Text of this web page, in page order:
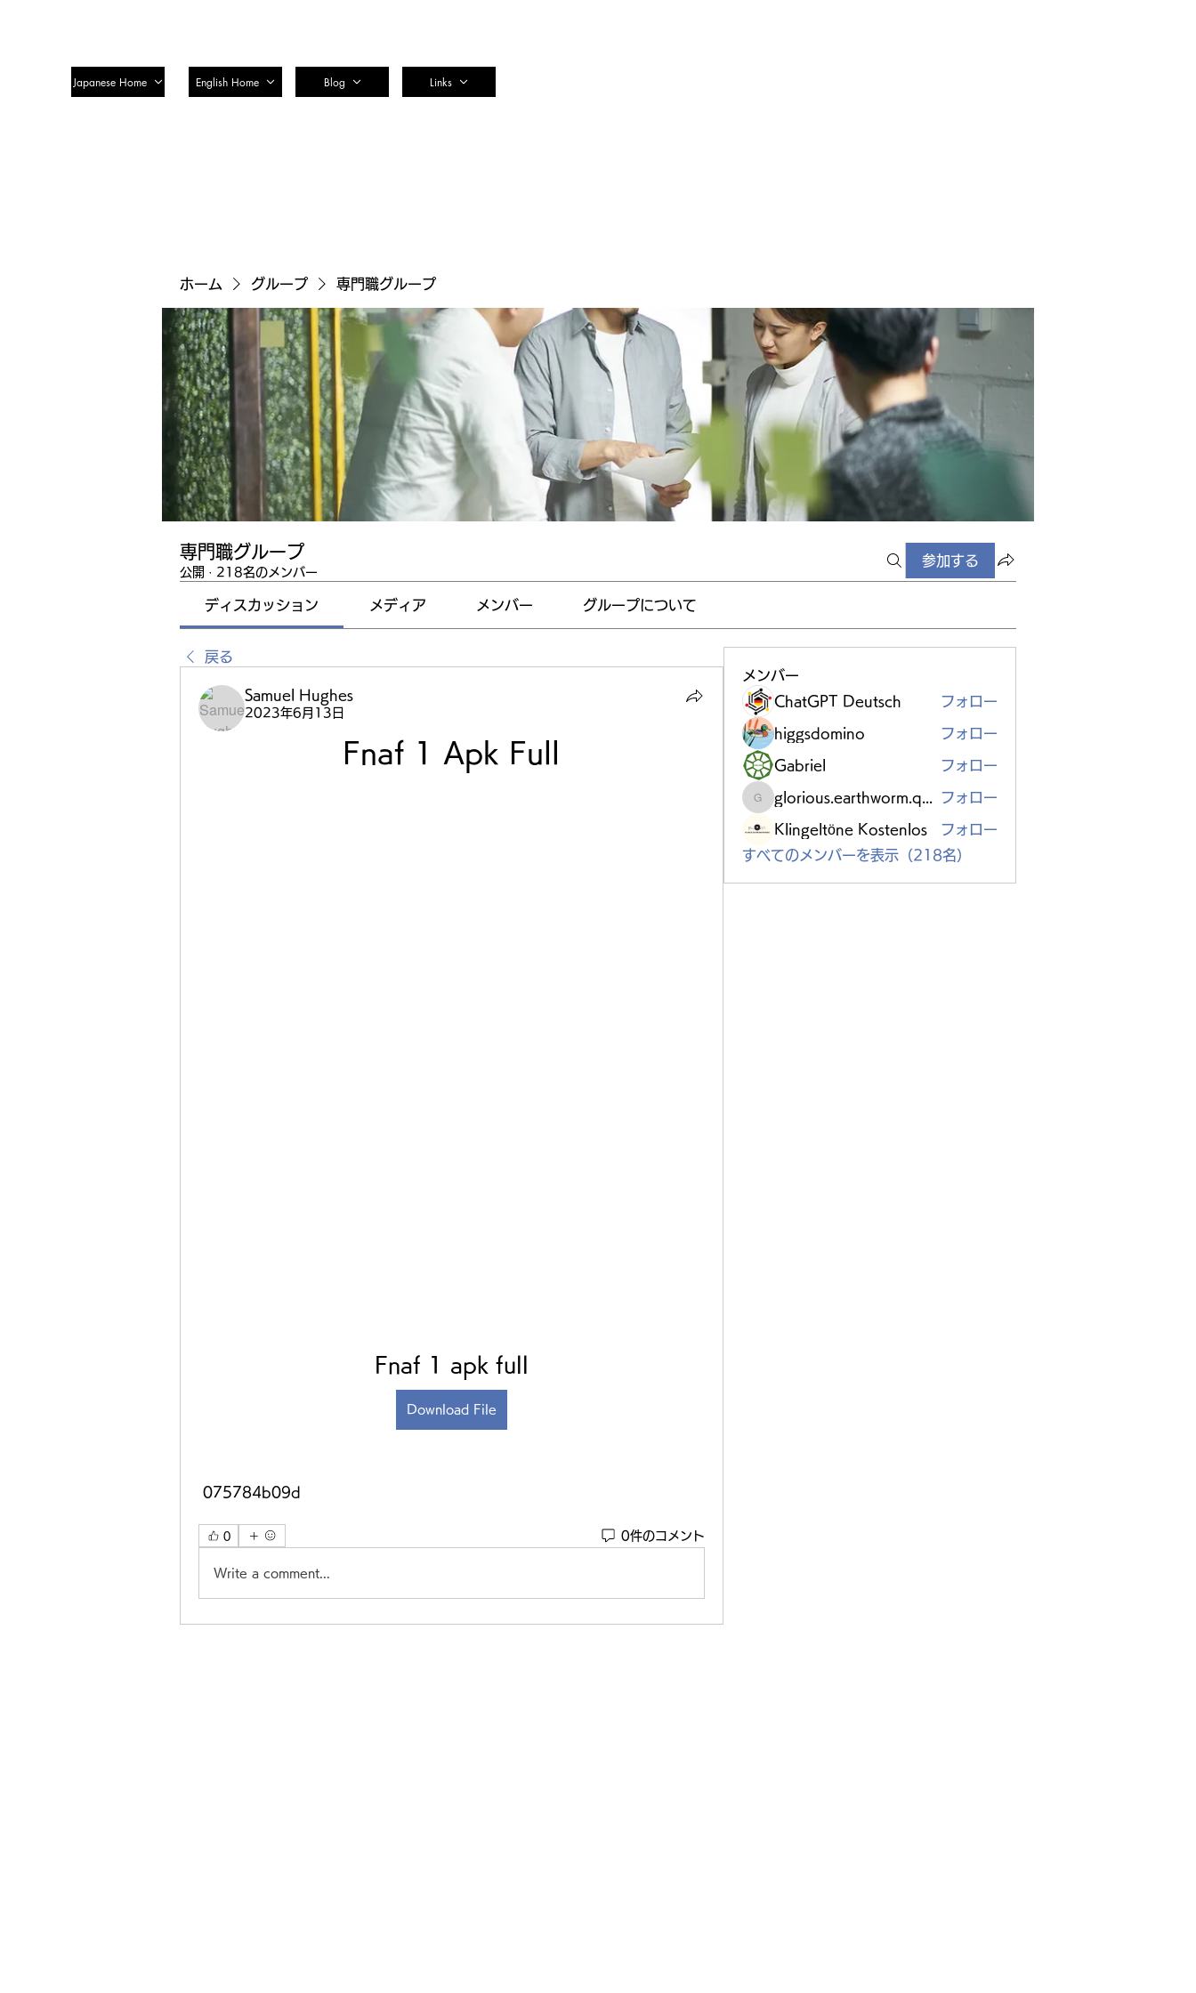
Japanese Home English Home Blog Links
ホーム グループ 専門職グループ
専門職グループ
公開 · 218名のメンバー
参加する
ディスカッション メディア メンバー グループについて
戻る
Samuel Hughes
2023年6月13日
Fnaf 1 Apk Full
Fnaf 1 apk full
Download File
075784b09d
0 0件のコメント
Write a comment...
メンバー
ChatGPT Deutsch
フォロー
higgsdomino フォロー
Gabriel フォロー
glorious.earthworm.qpzc
フォロー
Klingeltöne Kostenlos
フォロー
すべてのメンバーを表示（218名）